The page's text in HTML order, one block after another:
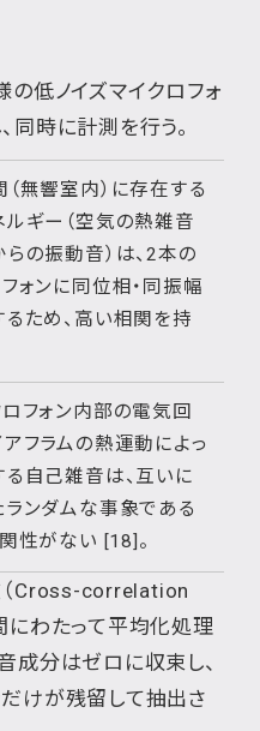
低ノイズマイクロフォ
同時に計測を行う。
無響室内）に存在する
ルギー（空気の熱雑音
の振動音）は、2本の
ォンに同位相・同振幅
ため、高い相関を持
フォン内部の電気回
フラムの熱運動によっ
自己雑音は、互いに
ランダムな事象である
性がない [18]。
Cross-correlation
にわたって平均化処理
成分はゼロに収束し、
けが残留して抽出さ